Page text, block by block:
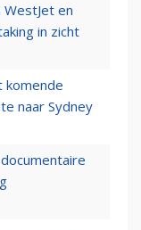
en
in zicht
komende
naar Sydney